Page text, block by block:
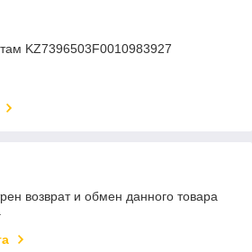
KZ7396503F0010983927
возврат и обмен данного товара